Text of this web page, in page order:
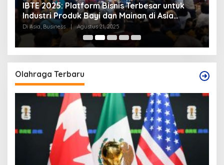
IBTE 2025: Platform Bisnis Terbesar untuk
Industri Produk Bayi dan Mainan di Asia
Tenggara
Di Asia, Business | Agustus 21, 2025
Olahraga Terbaru